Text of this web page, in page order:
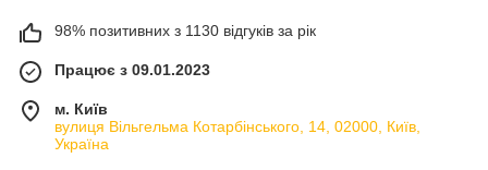
98% позитивних з 1130 відгуків за рік
Працює з 09.01.2023
м. Київ
вулиця Вільгельма Котарбінського, 14, 02000, Київ,
Україна